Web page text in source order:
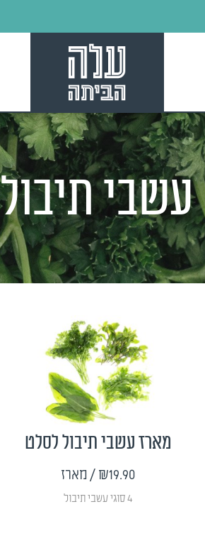
עשבי תיבול
מארז עשבי תיבול לסלט
₪19.90/ מארז
4 סוגי עשבי תיבול